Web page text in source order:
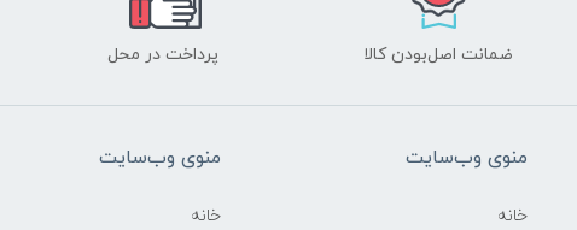
ضمانت اصل‌بودن کالا پرداخت در محل
منوی وب‌سایت
خانه
منوی وب‌سایت
خانه